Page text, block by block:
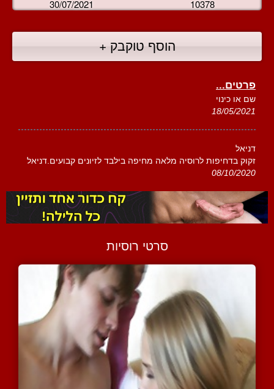
30/07/2021 10378
הוסף טוקבק +
פרטים...
שם או כינוי
18/05/2021
דניאל
זקוק בדחיפות לרוסיה מלאה מחיפה בילבד לזיונים קבועים.דניאל
08/10/2020
סרטי רוסיות